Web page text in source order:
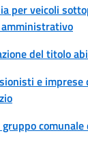
per veicoli
del titolo
e imprese
gruppo